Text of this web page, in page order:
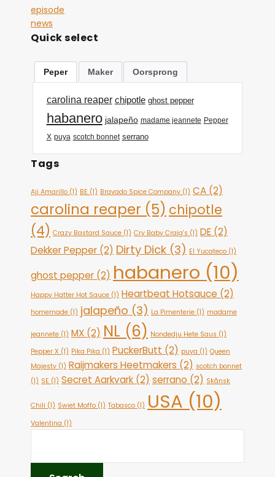
episode
news
Quick select
Peper Maker Oorsprong
carolina reaper chipotle ghost pepper
habanero jalapeño madame jeannete Pepper
X puya scotch bonnet serrano
Tags
Aji Amarillo (1) BE (1) Bravado Spice Company (1) CA (2)
carolina reaper (5) chipotle
(4) Crazy Bastard Sauce (1) Cry Baby Craig's (1) DE (2)
Dekker Pepper (2) Dirty Dick (3) El Yucateco (1)
ghost pepper (2) habanero (10)
Happy Hatter Hot Sauce (1) Heartbeat Hotsauce (2)
homemade (1) jalapeño (3) La Pimenterie (1) madame
jeannete (1) MX (2) NL (6) Nondedju Hete Saus (1)
Pepper X (1) Pika Pika (1) PuckerButt (2) puya (1) Queen
Majesty (1) Raijmakers Heetmakers (2) scotch bonnet
(1) SE (1) Secret Aarkvark (2) serrano (2) Skånsk
Chili (1) Swiet Moffo (1) Tabasco (1) USA (10)
Valentina (1)